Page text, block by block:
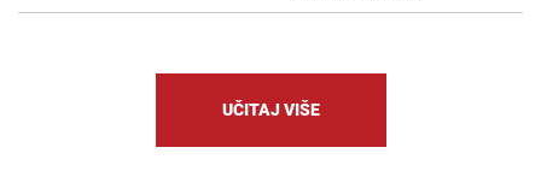
UČITAJ VIŠE